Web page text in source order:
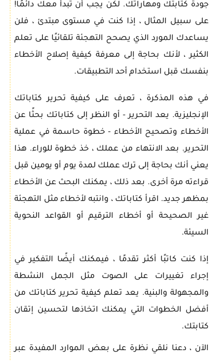
جودة كتابتك ومهاراتك. لكن يجب أن تبدأ معك دائمًا!
على سبيل المثال ، إذا كنت في مستوى مبتدئ ، فلن
يساعدك المورد الذي يصحح التهجئة تلقائيًا على تعلم
الكثير ، لأنك بحاجة إلى معرفة كيفية إصلاح الأخطاء
بنفسك قبل استخدام أحد التطبيقات.
في هذه المذكرة ، تعرف على كيفية تحرير كتاباتك
الإنجليزية. يعد التحرير - أو النظر إلى كتاباتك بحثًا عن
الأخطاء وتصحيح الأخطاء - خطوة حاسمة في عملية
التحرير. بعد الانتهاء من عملك ، خذ خطوة للوراء. هذا
يعني أنك بحاجة إلى ترك عملك لمدة يوم أو يومين قبل
قراءته مرة أخرى. بعد ذلك ، يمكنك البحث عن الأخطاء
بمظهر جديد. اقرأ كتاباتك ، وانتبه لأخطاء مثل التهجئة
غير الصحيحة أو أخطاء الترقيم أو القواعد النحوية
السيئة.
إذا كنت كاتبًا أكثر تقدمًا ، فيمكنك أيضًا التفكير في
إجراء تغييرات على الصوت مثل الجمل النشطة
والمجهولة والبنية. يعد تعلم كيفية تحرير كتاباتك من
أفضل الخطوات التي يمكنك اتخاذها لتحسين إتقان
كتابتك.
الآن ، دعنا نلقي نظرة على بعض الموارد المفيدة عبر